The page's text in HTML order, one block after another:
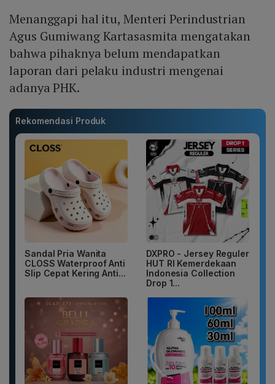
Menanggapi hal itu, Menteri Perindustrian
Agus Gumiwang Kartasasmita mengatakan
bahwa pihaknya belum mendapatkan
laporan dari pelaku industri mengenai
adanya PHK.
Rekomendasi Produk
Sandal Pria Wanita
CLOSS Waterproof Anti
Slip Cepat Kering Anti...
DXPRO - Jersey Reguler
HUT RI Kemerdekaan
Indonesia Collection
Drop 1...